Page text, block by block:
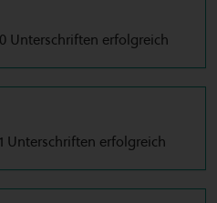
Unterschriften erfolgreich
Unterschriften erfolgreich